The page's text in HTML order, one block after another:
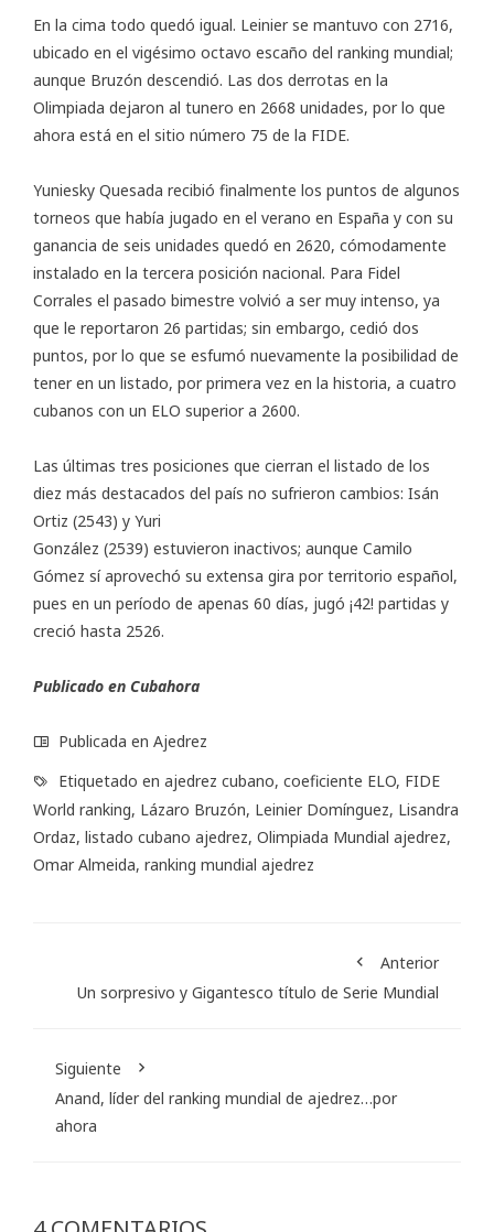
En la cima todo quedó igual. Leinier se mantuvo con 2716,
ubicado en el vigésimo octavo escaño del ranking mundial;
aunque Bruzón descendió. Las dos derrotas en la
Olimpiada dejaron al tunero en 2668 unidades, por lo que
ahora está en el sitio número 75 de la FIDE.
Yuniesky Quesada recibió finalmente los puntos de algunos
torneos que había jugado en el verano en España y con su
ganancia de seis unidades quedó en 2620, cómodamente
instalado en la tercera posición nacional. Para Fidel
Corrales el pasado bimestre volvió a ser muy intenso, ya
que le reportaron 26 partidas; sin embargo, cedió dos
puntos, por lo que se esfumó nuevamente la posibilidad de
tener en un listado, por primera vez en la historia, a cuatro
cubanos con un ELO superior a 2600.
Las últimas tres posiciones que cierran el listado de los
diez más destacados del país no sufrieron cambios: Isán
Ortiz (2543) y Yuri
González (2539) estuvieron inactivos; aunque Camilo
Gómez sí aprovechó su extensa gira por territorio español,
pues en un período de apenas 60 días, jugó ¡42! partidas y
creció hasta 2526.
Publicado en Cubahora
Publicada en Ajedrez
Etiquetado en ajedrez cubano, coeficiente ELO, FIDE
World ranking, Lázaro Bruzón, Leinier Domínguez, Lisandra
Ordaz, listado cubano ajedrez, Olimpiada Mundial ajedrez,
Omar Almeida, ranking mundial ajedrez
Anterior
Un sorpresivo y Gigantesco título de Serie Mundial
Siguiente
Anand, líder del ranking mundial de ajedrez…por
ahora